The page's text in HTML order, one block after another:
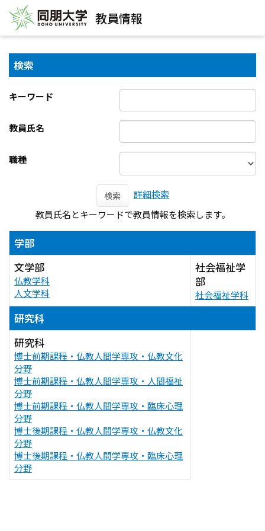
教員情報
検索
キーワード
教員氏名
職種
検索
詳細検索
教員氏名とキーワードで教員情報を検索します。
学部
文学部
仏教学科
人文学科
社会福祉学
部
社会福祉学科
研究科
研究科
博士前期課程・仏教人間学専攻・仏教文化
分野
博士前期課程・仏教人間学専攻・人間福祉
分野
博士前期課程・仏教人間学専攻・臨床心理
分野
博士後期課程・仏教人間学専攻・仏教文化
分野
博士後期課程・仏教人間学専攻・臨床心理
分野